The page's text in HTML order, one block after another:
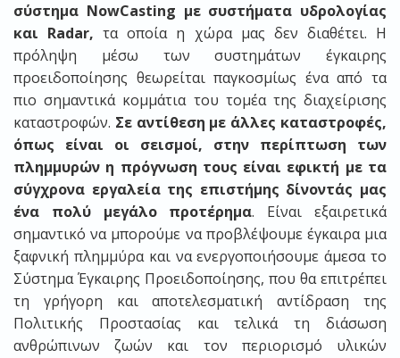
σύστημα NowCasting με συστήματα υδρολογίας
και Radar, τα οποία η χώρα μας δεν διαθέτει. Η
πρόληψη μέσω των συστημάτων έγκαιρης
προειδοποίησης θεωρείται παγκοσμίως ένα από τα
πιο σημαντικά κομμάτια του τομέα της διαχείρισης
καταστροφών. Σε αντίθεση με άλλες καταστροφές,
όπως είναι οι σεισμοί, στην περίπτωση των
πλημμυρών η πρόγνωση τους είναι εφικτή με τα
σύγχρονα εργαλεία της επιστήμης δίνοντάς μας
ένα πολύ μεγάλο προτέρημα. Είναι εξαιρετικά
σημαντικό να μπορούμε να προβλέψουμε έγκαιρα μια
ξαφνική πλημμύρα και να ενεργοποιήσουμε άμεσα το
Σύστημα Έγκαιρης Προειδοποίησης, που θα επιτρέπει
τη γρήγορη και αποτελεσματική αντίδραση της
Πολιτικής Προστασίας και τελικά τη διάσωση
ανθρώπινων ζωών και τον περιορισμό υλικών